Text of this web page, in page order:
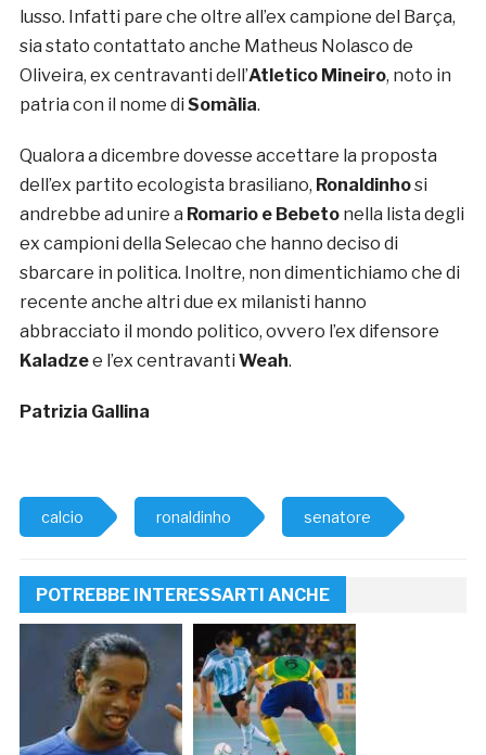
lusso. Infatti pare che oltre all’ex campione del Barça,
sia stato contattato anche Matheus Nolasco de
Oliveira, ex centravanti dell’Atletico Mineiro, noto in
patria con il nome di Somàlia.
Qualora a dicembre dovesse accettare la proposta
dell’ex partito ecologista brasiliano, Ronaldinhosi
andrebbe ad unire a Romario e Bebetonella lista degli
ex campioni della Selecao che hanno deciso di
sbarcare in politica. Inoltre, non dimentichiamo che di
recente anche altri due ex milanisti hanno
abbracciato il mondo politico, ovvero l’ex difensore
Kaladzee l’ex centravanti Weah.
Patrizia Gallina
calcio ronaldinho senatore
POTREBBE INTERESSARTI ANCHE